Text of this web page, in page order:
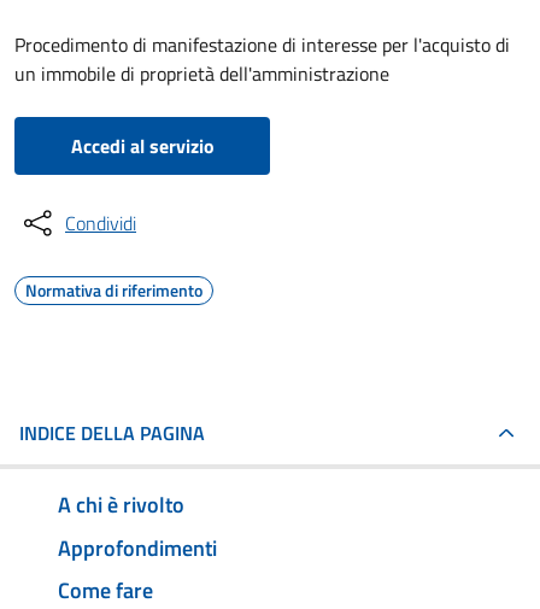
Procedimento di manifestazione di interesse per l'acquisto di
un immobile di proprietà dell'amministrazione
Accedi al servizio
Condividi
Normativa di riferimento
INDICE DELLA PAGINA
A chi è rivolto
Approfondimenti
Come fare